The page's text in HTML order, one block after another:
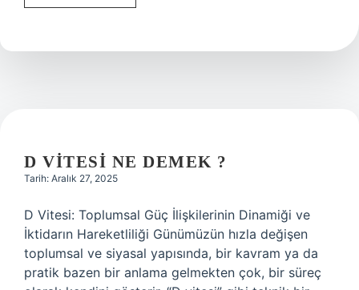
astronot
kadar
D VITESI NE DEMEK ?
Tarih: Aralık 27, 2025
D Vitesi: Toplumsal Güç İlişkilerinin Dinamiği ve
İktidarın Hareketliliği Günümüzün hızla değişen
toplumsal ve siyasal yapısında, bir kavram ya da
pratik bazen bir anlama gelmekten çok, bir süreç